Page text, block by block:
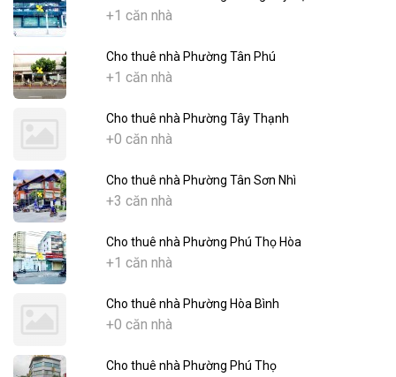
+1 căn nhà
Cho thuê nhà Phường Tân Phú
+1 căn nhà
Cho thuê nhà Phường Tây Thạnh
+0 căn nhà
Cho thuê nhà Phường Tân Sơn Nhì
+3 căn nhà
Cho thuê nhà Phường Phú Thọ Hòa
+1 căn nhà
Cho thuê nhà Phường Hòa Bình
+0 căn nhà
Cho thuê nhà Phường Phú Thọ